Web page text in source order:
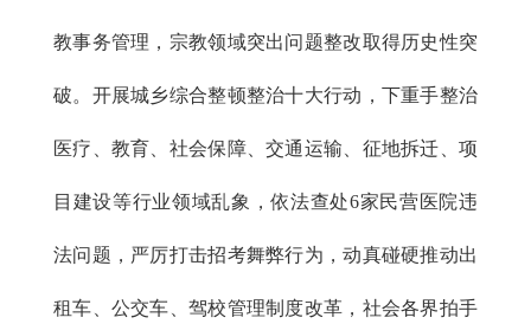
教事务管理，宗教领域突出问题整改取得历史性突
破。开展城乡综合整顿整治十大行动，下重手整治
医疗、教育、社会保障、交通运输、征地拆迁、项
目建设等行业领域乱象，依法查处6家民营医院违
法问题，严厉打击招考舞弊行为，动真碰硬推动出
租车、公交车、驾校管理制度改革，社会各界拍手